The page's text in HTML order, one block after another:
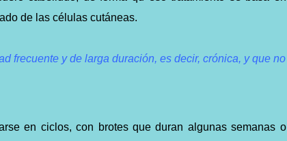
de las células cutáneas.
frecuente y de larga duración, es decir, crónica, y que no
en ciclos, con brotes que duran algunas semanas o